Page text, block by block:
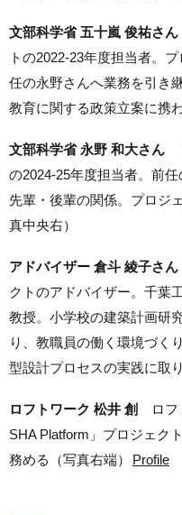
文部科学省 五十嵐 俊祐さ
トの2022-23年度担当者。
任の永野さんへ業務を引き
教育に関する政策立案に携
文部科学省 永野 和大さん
の2024-25年度担当者。前
先輩・後輩の関係。プロジ
真中央右）
アドバイザー 倉斗 綾子さん
クトのアドバイザー。千葉
教授。小学校の建築計画研
り、教職員の働く環境づく
型設計プロセスの実践に取
ロフトワーク 松井 創
ロ
SHA Platform」プロジェク
務める（写真右端）
Profile